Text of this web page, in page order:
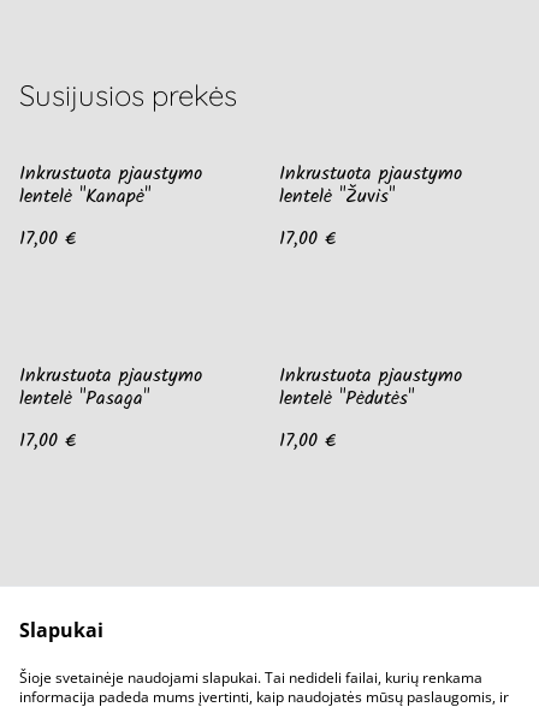
Susijusios prekės
Inkrustuota pjaustymo
lentelė "Kanapė"
17,00 €
Inkrustuota pjaustymo
lentelė "Žuvis"
17,00 €
Inkrustuota pjaustymo
lentelė "Pasaga"
17,00 €
Inkrustuota pjaustymo
lentelė "Pėdutės"
17,00 €
Parašykit mums
Pirkimo sąlygos
Privatumo sąlygos
Slapukų politika
Slapukai
Šioje svetainėje naudojami slapukai. Tai nedideli failai, kurių renkama
informacija padeda mums įvertinti, kaip naudojatės mūsų paslaugomis, ir